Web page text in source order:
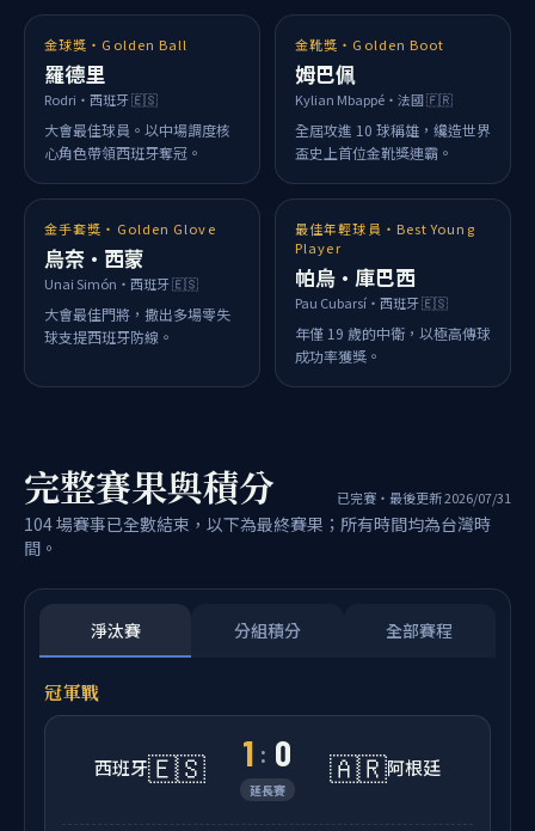
金球獎・Golden Ball
羅德里
Rodri・西班牙 🇪🇸
大會最佳球員。以中場調度核
心角色帶領西班牙奪冠。
金靴獎・Golden Boot
姆巴佩
Kylian Mbappé・法國 🇫🇷
全屆攻進 10 球稱雄，纔造世界
盃史上首位金靴獎連霸。
金手套獎・Golden Glove
烏奈·西蒙
Unai Simón・西班牙 🇪🇸
大會最佳門將，撒出多場零失
球支提西班牙防線。
最佳年輕球員・Best Young
Player
帕烏·庫巴西
Pau Cubarsí・西班牙 🇪🇸
年僅 19 歲的中衛，以極高傳球
成功率獲獎。
完整賽果與積分 已完賽・最後更新 2026/07/31
104 場賽事已全數結束，以下為最終賽果；所有時間均為台灣時
間。
淨汰賽 分組積分 全部賽程
冠軍戰
西班牙🇪🇸 1 : 0
延長賽
🇦🇷阿根廷